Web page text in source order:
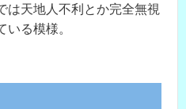
は天地人不利とか完全無視
いる模様。